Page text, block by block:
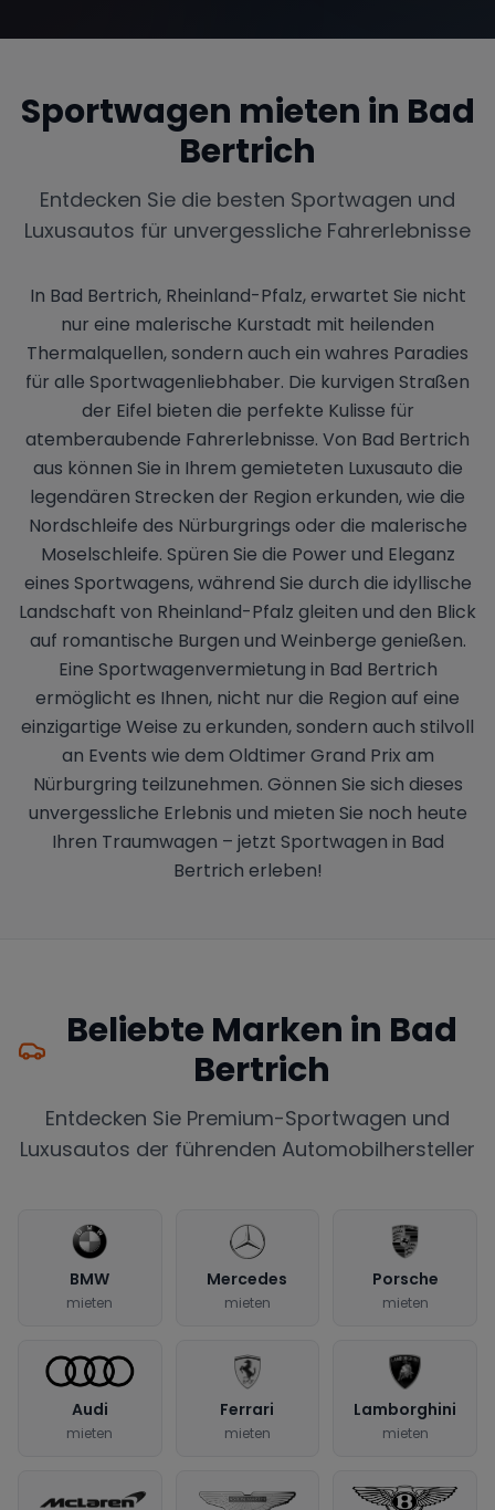
Sportwagen mieten in Bad
Bertrich
Entdecken Sie die besten Sportwagen und
Luxusautos für unvergessliche Fahrerlebnisse
In Bad Bertrich, Rheinland-Pfalz, erwartet Sie nicht
nur eine malerische Kurstadt mit heilenden
Thermalquellen, sondern auch ein wahres Paradies
für alle Sportwagenliebhaber. Die kurvigen Straßen
der Eifel bieten die perfekte Kulisse für
atemberaubende Fahrerlebnisse. Von Bad Bertrich
aus können Sie in Ihrem gemieteten Luxusauto die
legendären Strecken der Region erkunden, wie die
Nordschleife des Nürburgrings oder die malerische
Moselschleife. Spüren Sie die Power und Eleganz
eines Sportwagens, während Sie durch die idyllische
Landschaft von Rheinland-Pfalz gleiten und den Blick
auf romantische Burgen und Weinberge genießen.
Eine Sportwagenvermietung in Bad Bertrich
ermöglicht es Ihnen, nicht nur die Region auf eine
einzigartige Weise zu erkunden, sondern auch stilvoll
an Events wie dem Oldtimer Grand Prix am
Nürburgring teilzunehmen. Gönnen Sie sich dieses
unvergessliche Erlebnis und mieten Sie noch heute
Ihren Traumwagen – jetzt Sportwagen in Bad
Bertrich erleben!
Beliebte Marken in Bad
Bertrich
Entdecken Sie Premium-Sportwagen und
Luxusautos der führenden Automobilhersteller
BMW
mieten
Mercedes
mieten
Porsche
mieten
Audi
mieten
Ferrari
mieten
Lamborghini
mieten